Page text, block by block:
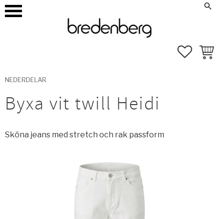
NEDERDELAR
Byxa vit twill Heidi
Sköna jeans med stretch och rak passform